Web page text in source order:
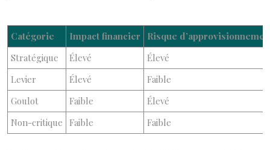
Catégorie Impact financier Risque
Stratégique
Élevé
Élevé
Levier
Élevé
Faible
Goulot
Faible
Élevé
Non-critique
Faible Faible